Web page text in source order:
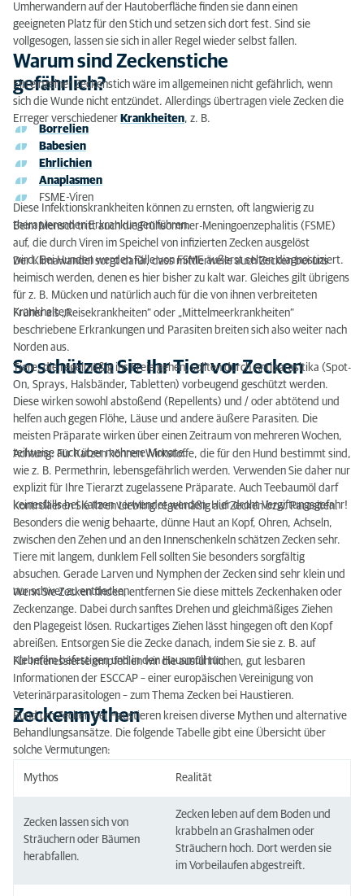
Umherwandern auf der Hautoberfläche finden sie dann einen
geeigneten Platz für den Stich und setzen sich dort fest. Sind sie
vollgesogen, lassen sie sich in aller Regel wieder selbst fallen.
Warum sind Zeckenstiche
gefährlich?
Ein einzelner Zeckenstich wäre im allgemeinen nicht gefährlich, wenn
sich die Wunde nicht entzündet. Allerdings übertragen viele Zecken die
Erreger verschiedener Krankheiten, z. B.
Borrelien
Babesien
Ehrlichien
Anaplasmen
FSME-Viren
Diese Infektionskrankheiten können zu ernsten, oft langwierig zu
therapierenden Erkrankungen führen.
Beim Mensch tritt auch die Frühsommer-Meningoenzephalitis (FSME)
auf, die durch Viren im Speichel von infizierten Zecken ausgelöst
wird. Bei Hunden werden Fälle von FSME äußerst selten diagnostiziert.
Der Klimawandel sorgt dafür, dass mittlerweile auch Zecken bei uns
heimisch werden, denen es hier bisher zu kalt war. Gleiches gilt übrigens
für z. B. Mücken und natürlich auch für die von ihnen verbreiteten
Krankheiten.
Früher als „Reisekrankheiten“ oder „Mittelmeerkrankheiten“
beschriebene Erkrankungen und Parasiten breiten sich also weiter nach
Norden aus.
So schützen Sie Ihr Tier vor Zecken
Tiere, die regelmäßig ins Freie gehen, sollten durch Antiparasitika (Spot-
On, Sprays, Halsbänder, Tabletten) vorbeugend geschützt werden.
Diese wirken sowohl abstoßend (Repellents) und / oder abtötend und
helfen auch gegen Flöhe, Läuse und andere äußere Parasiten. Die
meisten Präparate wirken über einen Zeitraum von mehreren Wochen,
teilweise auch über mehrere Monate.
Achtung: Für Katzen können Wirkstoffe, die für den Hund bestimmt sind,
wie z. B. Permethrin, lebensgefährlich werden. Verwenden Sie daher nur
explizit für Ihre Tierarzt zugelassene Präparate. Auch Teebaumöl darf
keinesfalls bei Katzen verwendet werden: Hier droht Vergiftungsgefahr!
Kontrollieren Sie Ihren Liebling regelmäßig auf Zecken bzw. Parasiten.
Besonders die wenig behaarte, dünne Haut an Kopf, Ohren, Achseln,
zwischen den Zehen und an den Innenschenkeln schätzen Zecken sehr.
Tiere mit langem, dunklem Fell sollten Sie besonders sorgfältig
absuchen. Gerade Larven und Nymphen der Zecken sind sehr klein und
nur schwer zu entdecken.
Wenn Sie Zecken finden, entfernen Sie diese mittels Zeckenhaken oder
Zeckenzange. Dabei durch sanftes Drehen und gleichmäßiges Ziehen
den Plagegeist lösen. Ruckartiges Ziehen lässt hingegen oft den Kopf
abreißen. Entsorgen Sie die Zecke danach, indem Sie sie z. B. auf
Klebefilm befestigen und in den Hausmüll tun.
Für Interessierte empfehlen wir die ausführlichen, gut lesbaren
Informationen der ESCCAP – einer europäischen Vereinigung von
Veterinärparasitologen – zum Thema Zecken bei Haustieren.
Zeckenmythen
Rund um Zecken bei Haustieren kreisen diverse Mythen und alternative
Behandlungsansätze. Die folgende Tabelle gibt eine Übersicht über
solche Vermutungen:
Mythos Realität
Zecken lassen sich von
Sträuchern oder Bäumen
herabfallen.
Zecken leben auf dem Boden und
krabbeln an Grashalmen oder
Sträuchern hoch. Dort werden sie
im Vorbeilaufen abgestreift.